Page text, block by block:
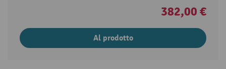
382,00 €
Al prodotto